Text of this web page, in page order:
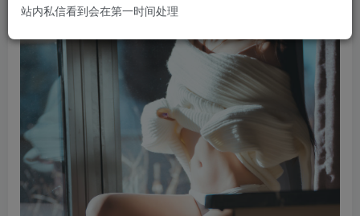
站内私信看到会在第一时间处理